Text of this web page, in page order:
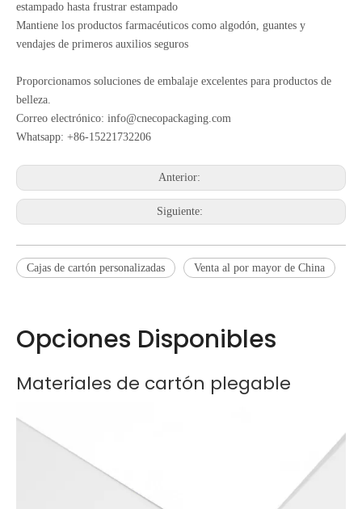
estampado hasta frustrar estampado
Mantiene los productos farmacéuticos como algodón, guantes y
vendajes de primeros auxilios seguros
Proporcionamos soluciones de embalaje excelentes para productos de
belleza.
Correo electrónico: info@cnecopackaging.com
Whatsapp: +86-15221732206
Anterior:
Siguiente:
Cajas de cartón personalizadas Venta al por mayor de China
Opciones Disponibles
Materiales de cartón plegable